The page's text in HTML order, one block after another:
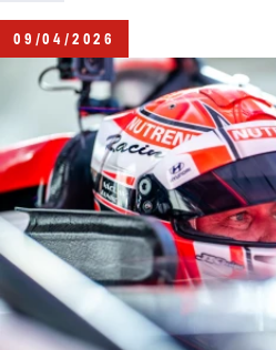
09/04/2026